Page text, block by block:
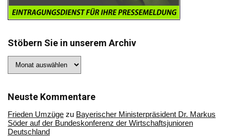
Stöbern Sie in unserem Archiv
Sie
Archiv
Neuste Kommentare
Frieden Umzüge zu Bayerischer Ministerpräsident Dr. Markus
Söder auf der Bundeskonferenz der Wirtschaftsjunioren
Deutschland